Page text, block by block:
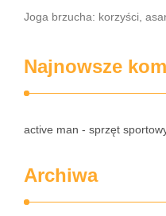
Joga brzucha: korzyści,
Najnowsze
active man - sprzęt
Archiwa